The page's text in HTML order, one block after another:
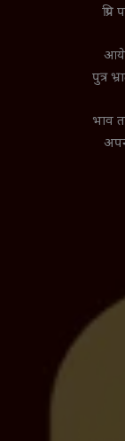
आये
पुत्र
भाव